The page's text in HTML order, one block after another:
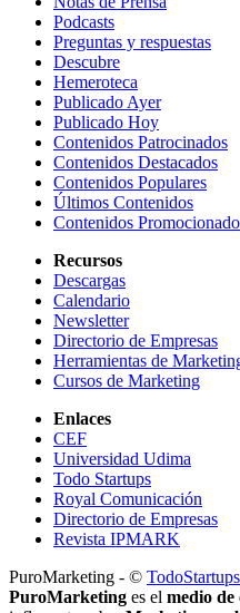
Podcasts
Preguntas y respuestas
Descubre
Hemeroteca
Publicado Ayer
Publicado Hoy
Contenidos Patrocinados
Contenidos Destacados
Contenidos Populares
Últimos Contenidos
Contenidos
Recursos
Descargas
Calendario
Newsletter
Directorio de Empresas
Herramientas de
Cursos de Marketing
Enlaces
CEF
Universidad Udima
Todo Startups
Royal Comunicación
Directorio de Empresas
Revista IPMARK
PuroMarketing - ©
PuroMarketing es el medio